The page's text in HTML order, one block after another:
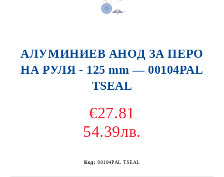
АЛУМИНИЕВ АНОД ЗА ПЕРО
НА РУЛЯ - 125 mm — 00104PAL
TSEAL
€27.81
54.39лв.
Код: 00104PAL TSEAL